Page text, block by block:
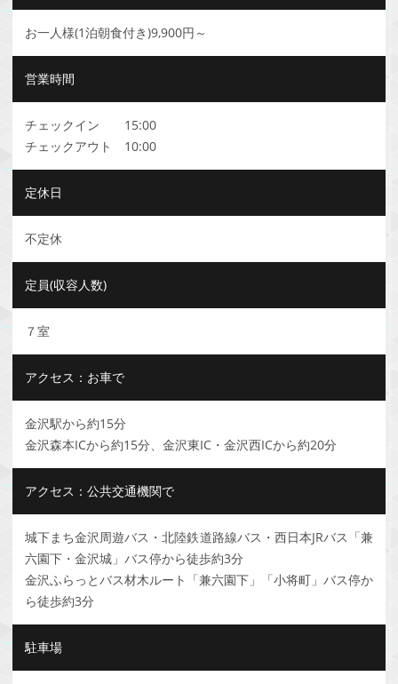
お一人様(1泊朝食付き)9,900円～
営業時間
チェックイン 15:00
チェックアウト 10:00
定休日
不定休
定員(収容人数)
７室
アクセス：お車で
金沢駅から約15分
金沢森本ICから約15分、金沢東IC・金沢西ICから約20分
アクセス：公共交通機関で
城下まち金沢周遊バス・北陸鉄道路線バス・西日本JRバス「兼
六園下・金沢城」バス停から徒歩約3分
金沢ふらっとバス材木ルート「兼六園下」「小将町」バス停か
ら徒歩約3分
駐車場